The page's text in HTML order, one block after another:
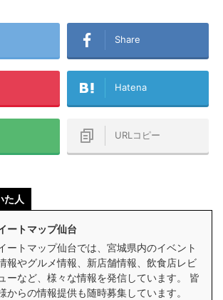
Share
Hatena
URLコピー
た人
ートマップ仙台
ートマップ仙台では、宮城県内のイベント
報やグルメ情報、新店舗情報、飲食店レビ
ューなど、様々な情報を発信しています。 皆
からの情報提供も随時募集しています。